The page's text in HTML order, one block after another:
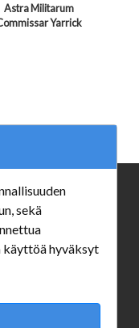
Astra Militarum
Yarrick
sekä
käyttöä hyväksyt